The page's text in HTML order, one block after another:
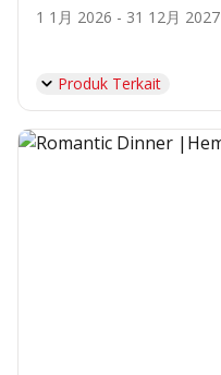
1 1月 2026 - 31 12月 2027
Produk Terkait